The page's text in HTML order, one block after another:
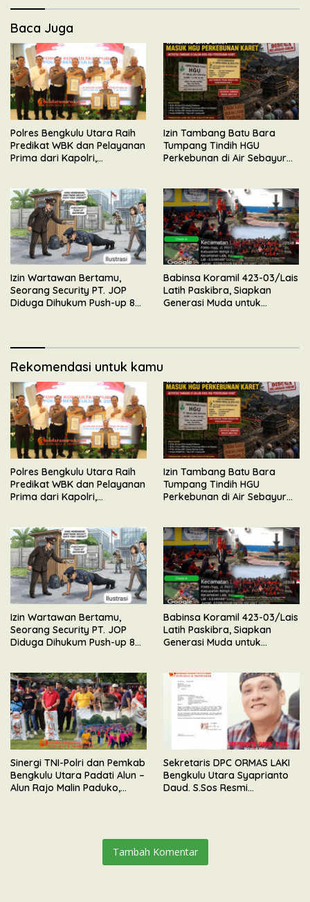
Baca Juga
Polres Bengkulu Utara Raih
Predikat WBK dan Pelayanan
Prima dari Kapolri,
Izin Tambang Batu Bara
Tumpang Tindih HGU
Perkebunan di Air Sebayur
Pemeriksaan
Izin Wartawan Bertamu,
Seorang Security PT. JOP
Diduga Dihukum Push-up 80
Babinsa Koramil 423-03/Lais
Latih Paskibra, Siapkan
Generasi Muda untuk
Rekomendasi untuk kamu
Polres Bengkulu Utara Raih
Predikat WBK dan Pelayanan
Prima dari Kapolri,
Izin Tambang Batu Bara
Tumpang Tindih HGU
Perkebunan di Air Sebayur
Pemeriksaan
Izin Wartawan Bertamu,
Seorang Security PT. JOP
Diduga Dihukum Push-up 80
Babinsa Koramil 423-03/Lais
Latih Paskibra, Siapkan
Generasi Muda untuk
Sinergi TNI-Polri dan Pemkab
Bengkulu Utara Padati Alun –
Alun Rajo Malin Paduko,
Sekretaris DPC ORMAS LAKI
Bengkulu Utara Syaprianto
Daud. S.Sos Resmi
Tambah Komentar